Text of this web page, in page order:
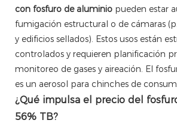
con fosfuro de aluminio pueden estar
fumigación estructural o de cámaras
y edificios sellados). Estos usos están
controlados y requieren planificación
monitoreo de gases y aireación. El
es un aerosol para chinches de
¿Qué impulsa el precio del
56% TB?